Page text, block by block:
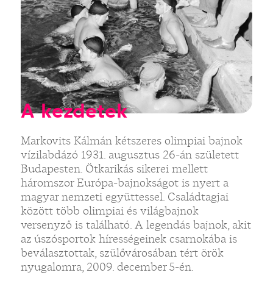
A kezdetek
Markovits Kálmán kétszeres olimpiai bajnok
vízilabdázó 1931. augusztus 26-án született
Budapesten. Ötkarikás sikerei mellett
háromszor Európa-bajnokságot is nyert a
magyar nemzeti együttessel. Családtagjai
között több olimpiai és világbajnok
versenyző is található. A legendás bajnok, akit
az úszósportok hírességeinek csarnokába is
beválasztottak, szülővárosában tért örök
nyugalomra, 2009. december 5-én.